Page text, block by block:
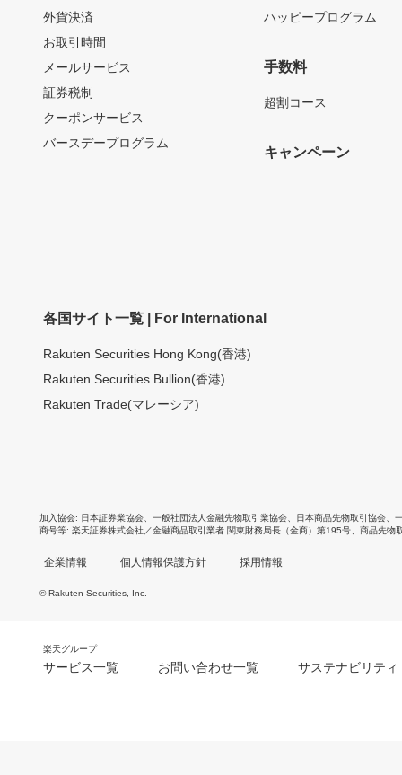
外貨決済
お取引時間
メールサービス
証券税制
クーポンサービス
バースデープログラム
ハッピープログラム
手数料
超割コース
キャンペーン
各国サイト一覧 | For International
Rakuten Securities Hong Kong(香港)
Rakuten Securities Bullion(香港)
Rakuten Trade(マレーシア)
加入協会 日本証券業協会 一般社団法人金融先物取引業協会 日本商品先物取引協会
商号等 楽天証券株式会社／金融商品取引業者 関東財務局長（金商）第195号、商品先物
企業情報 個人情報保護方針 採用情報
© Rakuten Securities, Inc.
楽天グループ
サービス一覧 お問い合わせ一覧 サステナビリティ